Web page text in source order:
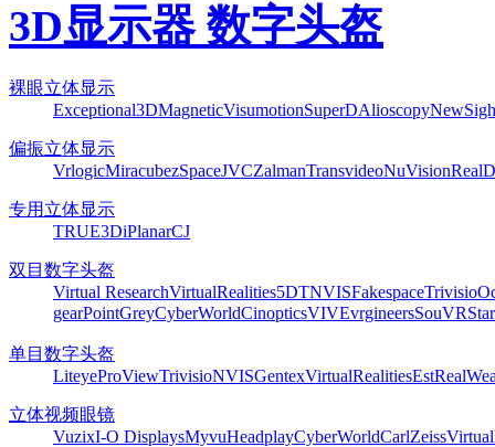
3D显示器 数字头盔
裸眼立体显示
Exceptional3DMagneticVisumotionSuperDAlioscopy
偏振立体显示
VrlogicMiracubezSpaceJVCZalmanTransvideoNuVisionRealD
专用立体显示
TRUE3DiPlanarCJ
双目数字头盔
Virtual ResearchVirtualRealities5DTNVISFakespaceTrivisio
gearPointGreyCyberWorldCinopticsVIVEvrgineersSouVR
单目数字头盔
LiteyeProViewTrivisioNVISGentexVirtualRealitiesEst
立体视频眼镜
VuzixI-O DisplaysMyvuHeadplayCyberWorldCarlZeiss